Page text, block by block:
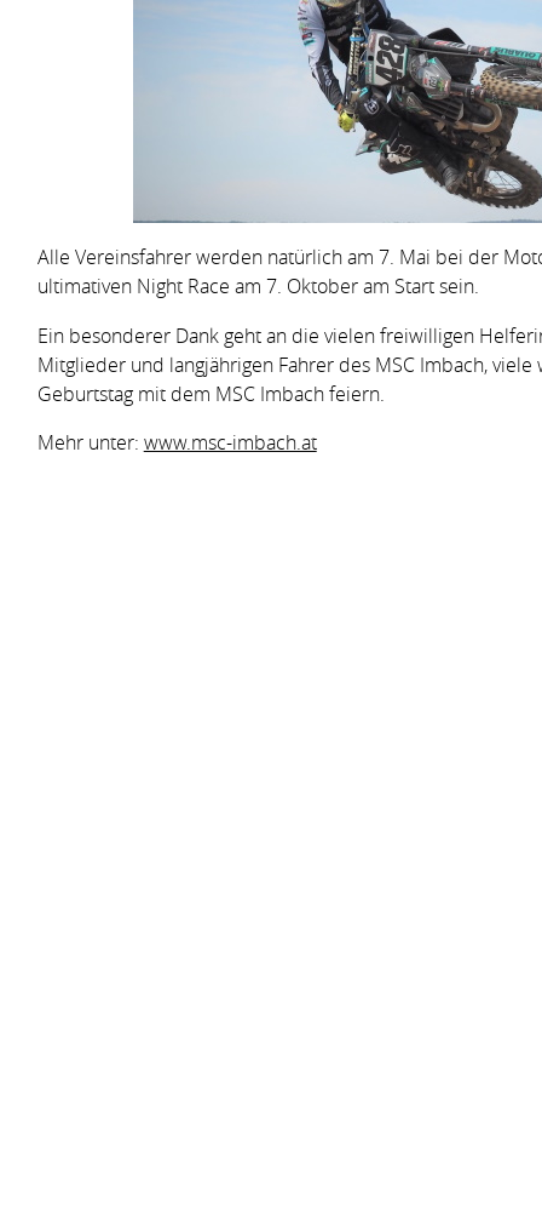
Alle Vereinsfahrer werden natürlich am 7. Mai bei der
ultimativen Night Race am 7. Oktober am Start sein.
Ein besonderer Dank geht an die vielen freiwilligen
Mitglieder und langjährigen Fahrer des MSC Imbach,
Geburtstag mit dem MSC Imbach feiern.
Mehr unter: www.msc-imbach.at